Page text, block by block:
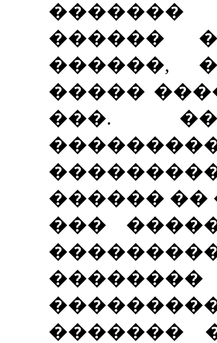
������
������,
�����
���.
������ ��
���
��������
�������